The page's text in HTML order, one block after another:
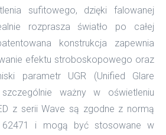
sufitowego, dzięki falowanej
rozprasza światło po całej
konstrukcja zapewnia
efektu stroboskopowego oraz
parametr UGR (Unified Glare
ważny w oświetleniu
z serii Wave są zgodne z normą
62471 i mogą być stosowane w